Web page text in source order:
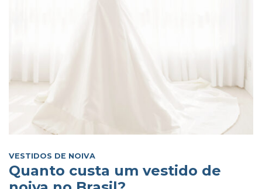
VESTIDOS DE NOIVA
Quanto custa um vestido de